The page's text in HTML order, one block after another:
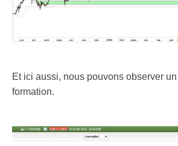
Et ici aussi, nous pouvons observer
formation.